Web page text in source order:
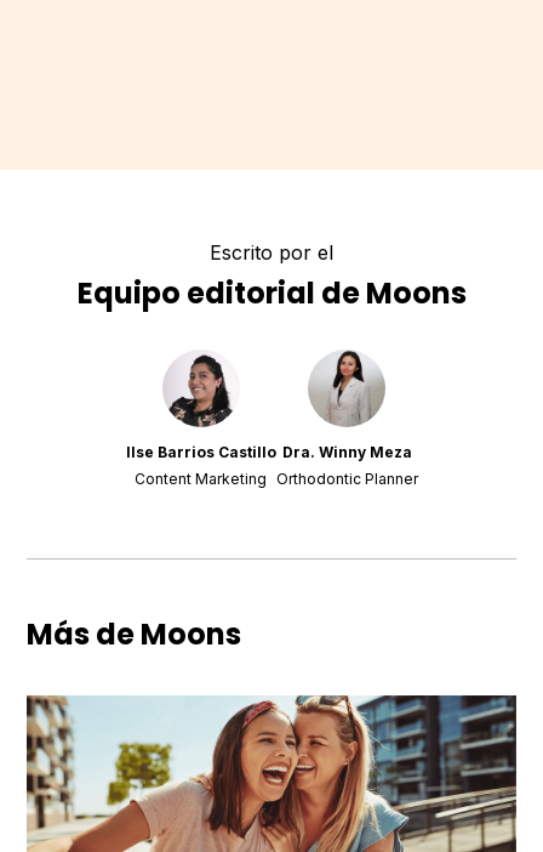
Escrito por el
Equipo editorial de Moons
Ilse Barrios Castillo
Content Marketing
Dra. Winny Meza
Orthodontic Planner
Más de Moons